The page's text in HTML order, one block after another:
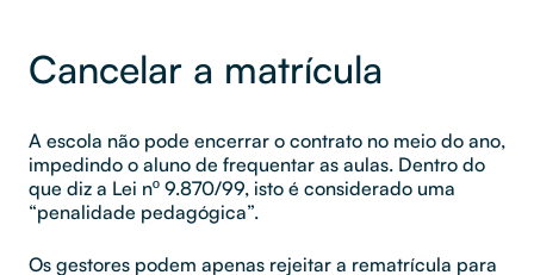
Cancelar a matrícula
A escola não pode encerrar o contrato no meio do ano,
impedindo o aluno de frequentar as aulas. Dentro do
que diz a Lei nº 9.870/99, isto é considerado uma
“penalidade pedagógica”.
Os gestores podem apenas rejeitar a rematrícula para